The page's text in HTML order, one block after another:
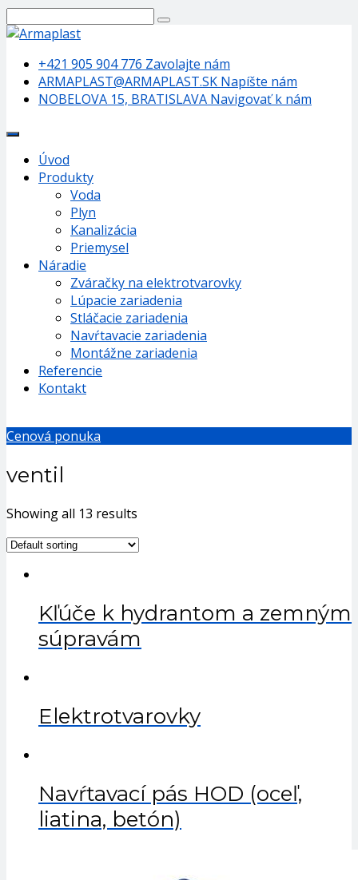
+421 905 904 776 Zavolajte nám
ARMAPLAST@ARMAPLAST.SK Napíšte nám
NOBELOVA 15, BRATISLAVA Navigovať k nám
Úvod
Produkty
Voda
Plyn
Kanalizácia
Priemysel
Náradie
Zváračky na elektrotvarovky
Lúpacie zariadenia
Stláčacie zariadenia
Navŕtavacie zariadenia
Montážne zariadenia
Referencie
Kontakt
Cenová ponuka
ventil
Showing all 13 results
Kľúče k hydrantom a zemným
súpravám
Elektrotvarovky
Navŕtavací pás HOD (oceľ,
liatina, betón)